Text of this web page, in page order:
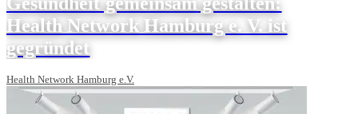
Health Network Hamburg e. V. ist
gegründet
Health Network Hamburg e.V.